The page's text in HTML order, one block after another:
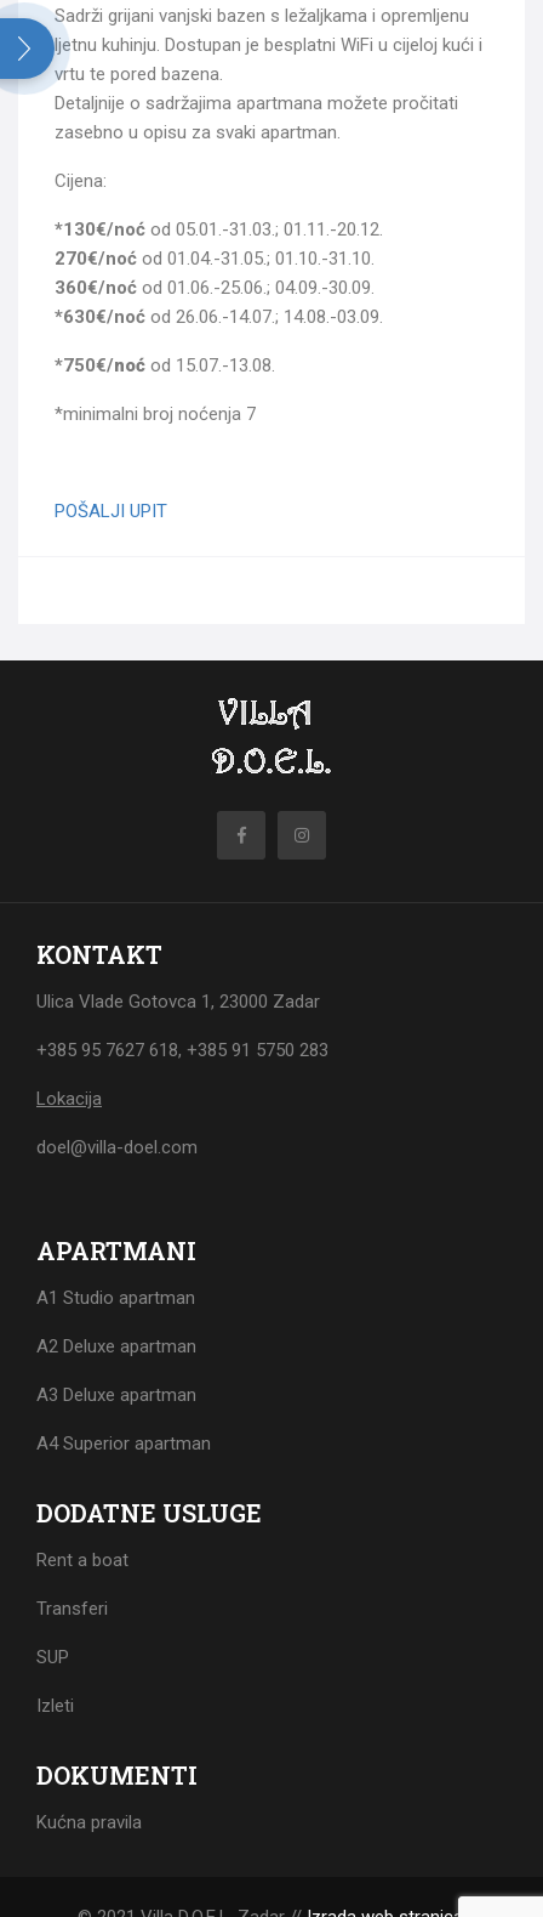
Sadrži grijani vanjski bazen s ležaljkama i opremljenu
ljetnu kuhinju. Dostupan je besplatni WiFi u cijeloj kući i
vrtu te pored bazena.
Detaljnije o sadržajima apartmana možete pročitati
zasebno u opisu za svaki apartman.
Cijena:
*130€/noć od 05.01.-31.03.; 01.11.-20.12.
270€/noć od 01.04.-31.05.; 01.10.-31.10.
360€/noć od 01.06.-25.06.; 04.09.-30.09.
*630€/noć od 26.06.-14.07.; 14.08.-03.09.
*750€/noć od 15.07.-13.08.
*minimalni broj noćenja 7
POŠALJI UPIT
KONTAKT
Ulica Vlade Gotovca 1, 23000 Zadar
+385 95 7627 618, +385 91 5750 283
Lokacija
doel@villa-doel.com
APARTMANI
A1 Studio apartman
A2 Deluxe apartman
A3 Deluxe apartman
A4 Superior apartman
DODATNE USLUGE
Rent a boat
Transferi
SUP
Izleti
DOKUMENTI
Kućna pravila
Search
for: